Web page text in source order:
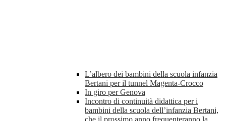
L’albero dei bambini della scuola infanzia
Bertani per il tunnel Magenta-Crocco
In giro per Genova
Incontro di continuità didattica per i
bambini della scuola dell’infanzia Bertani,